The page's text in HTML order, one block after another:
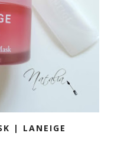
| LANEIGE